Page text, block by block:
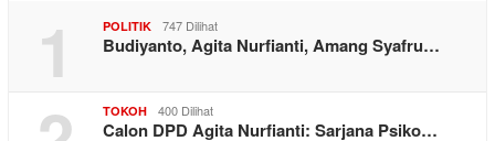
1 POLITIK 747 Dilihat
Budiyanto, Agita Nurfianti, Amang Syafru…
TOKOH 400 Dilihat
Calon DPD Agita Nurfianti: Sarjana Psiko…